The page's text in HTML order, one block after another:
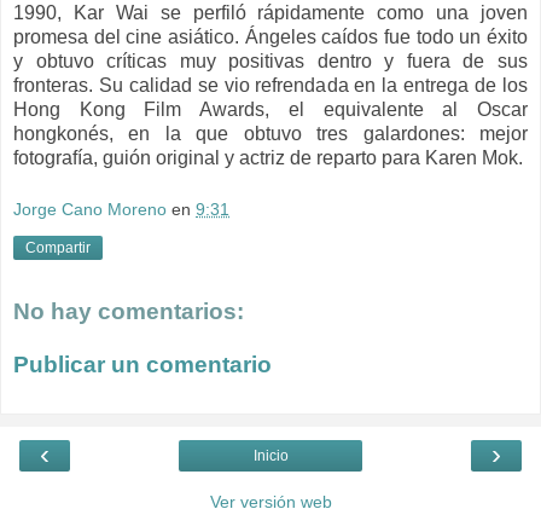
1990, Kar Wai se perfiló rápidamente como una joven
promesa del cine asiático. Ángeles caídos fue todo un éxito
y obtuvo críticas muy positivas dentro y fuera de sus
fronteras. Su calidad se vio refrendada en la entrega de los
Hong Kong Film Awards, el equivalente al Oscar
hongkonés, en la que obtuvo tres galardones: mejor
fotografía, guión original y actriz de reparto para Karen Mok.
Jorge Cano Moreno en 9:31
Compartir
No hay comentarios:
Publicar un comentario
‹ ›
Inicio
Ver versión web